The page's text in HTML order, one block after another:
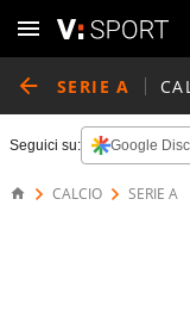
SERIE A
Seguici su: Google
CALCIO SERIE A